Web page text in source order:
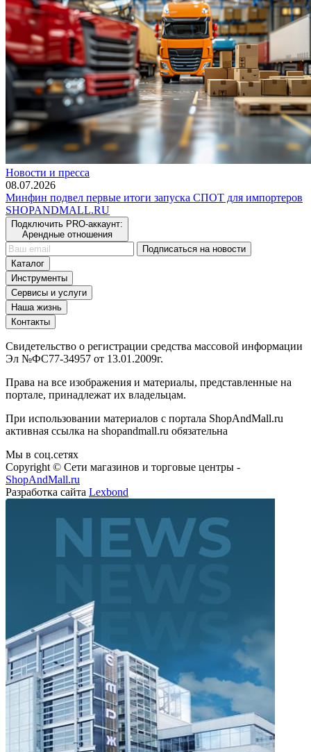
Новости и пресса
08.07.2026
Минфин подвел первые итоги запуска СПОТ для импортеров
SHOPANDMALL.RU
Подключить PRO-аккаунт:
Арендные отношения
Подписаться на новости
Каталог
Инструменты
Сервисы и услуги
Наша жизнь
Контакты
Свидетельство о регистрации средства массовой информации
Эл №ФС77-34957 от 13.01.2009г.
Права на все изображения и материалы, представленные на
портале, принадлежат их владельцам.
При использовании материалов с портала ShopAndMall.ru
активная ссылка на shopandmall.ru обязательна
Мы в соц.сетях
Copyright © Сети магазинов и торговые центры -
ShopAndMall.ru
Разработка сайта Lexbond